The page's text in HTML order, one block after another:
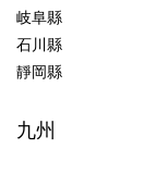
岐阜縣
石川縣
靜岡縣
九州